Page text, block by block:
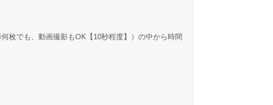
枚でも、動画撮影もOK【10秒程度】）の中から時間